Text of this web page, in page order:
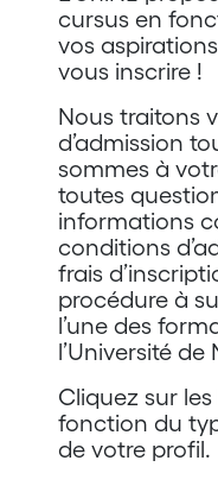
cursus en
vos
vous inscrire !
Nous traitons
d’admission
sommes à
toutes
informations
conditions
frais
procédure à
l’une des
l’Université de
Cliquez sur
fonction du
de votre profil.